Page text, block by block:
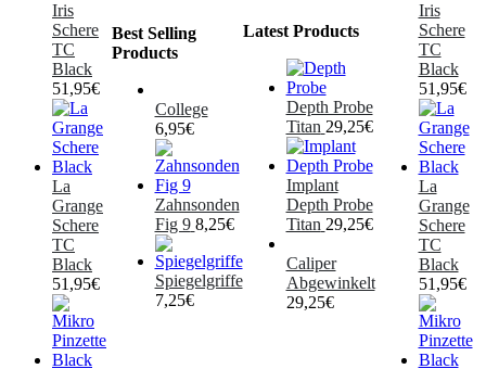
Iris
Schere
TC
Black
51,95€
La
Grange
Schere
TC
Black
51,95€
Best Selling
Products
College
6,95€
Zahnsonden
Fig 9 8,25€
Spiegelgriffe
7,25€
Latest Products
Depth Probe
Titan 29,25€
Implant
Depth Probe
Titan 29,25€
Caliper
Abgewinkelt
29,25€
Iris
Schere
TC
Black
51,95€
La
Grange
Schere
TC
Black
51,95€